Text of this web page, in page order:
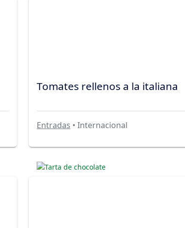
Tomates rellenos a la italiana
Entradas • Internacional